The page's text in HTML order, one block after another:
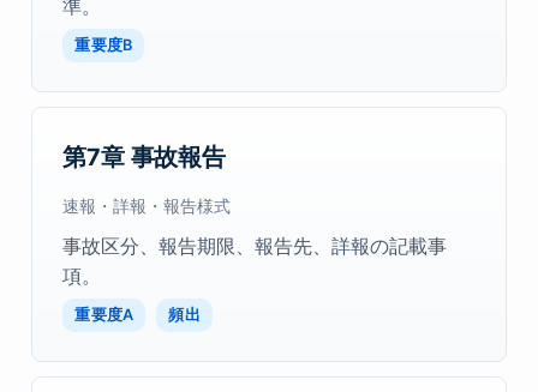
準。
重要度B
第7章 事故報告
速報・詳報・報告様式
事故区分、報告期限、報告先、詳報の記載事
項。
重要度A 頻出